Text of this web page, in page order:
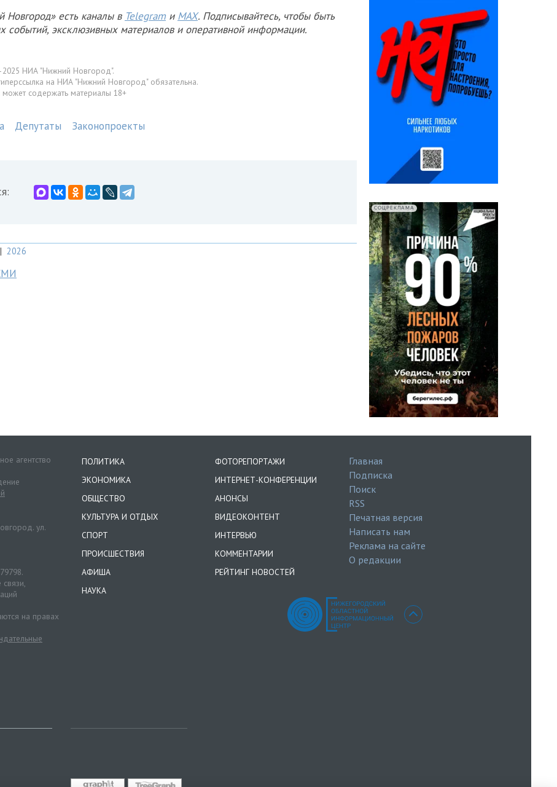
есть каналы в Telegram и MAX. Подписывайтесь, чтобы быть
событий, эксклюзивных материалов и оперативной информации.
НИА "Нижний Новгород".
на НИА "Нижний Новгород" обязательна.
может содержать материалы 18+
Депутаты Законопроекты
| 2026
СОЦРЕКЛАМА
агентство
ул.
на правах
ПОЛИТИКА
ЭКОНОМИКА
ОБЩЕСТВО
КУЛЬТУРА И ОТДЫХ
СПОРТ
ПРОИСШЕСТВИЯ
АФИША
НАУКА
ФОТОРЕПОРТАЖИ
ИНТЕРНЕТ-КОНФЕРЕНЦИИ
АНОНСЫ
ВИДЕОКОНТЕНТ
ИНТЕРВЬЮ
КОММЕНТАРИИ
РЕЙТИНГ НОВОСТЕЙ
Главная
Подписка
Поиск
RSS
Печатная версия
Написать нам
Реклама на сайте
О редакции